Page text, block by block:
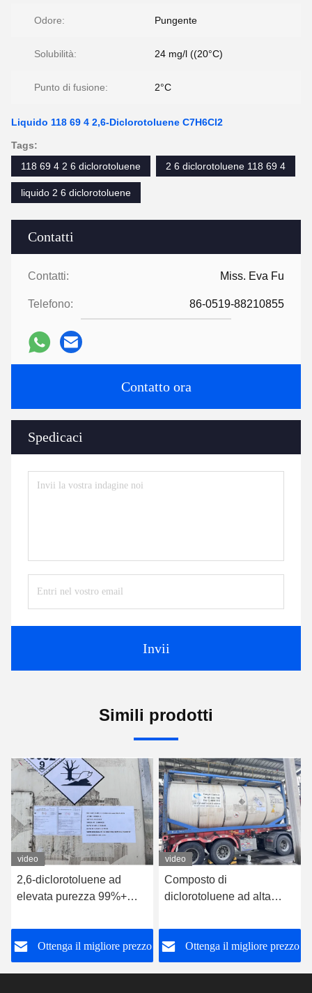
Contatti
Contatti: Miss. Eva Fu
Telefono: 86-0519-88210855
Contatto ora
Spedicaci
Invii
Odore: Pungente
Solubilità: 24 mg/l ((20°C)
Punto di fusione: 2°C
Liquido 118 69 4 2,6-Diclorotoluene C7H6Cl2
Tags:
118 69 4 2 6 diclorotoluene
2 6 diclorotoluene 118 69 4
liquido 2 6 diclorotoluene
Simili prodotti
video
2,6-diclorotoluene ad
elevata purezza 99%+
intermedi agrochimici e
farmaceutici
Ottenga il migliore prezzo
video
Composto di
diclorotoluene ad alta
chimica e alla produzione
di prodotti farmaceutici
intermedi
Ottenga il migliore prezzo